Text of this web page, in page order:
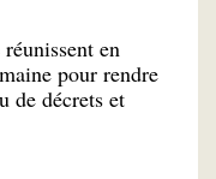
réunissent en
pour rendre
de décrets et